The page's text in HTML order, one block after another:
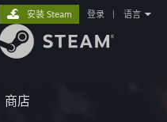
商店
安装 Steam 登录 语言